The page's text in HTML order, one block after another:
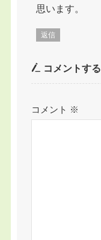
思います。
返信
コメントする
コメント ※